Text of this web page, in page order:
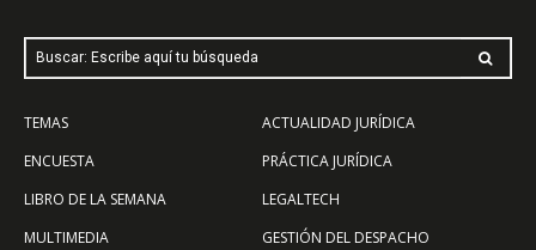
Buscar: Escribe aquí tu búsqueda
TEMAS
ENCUESTA
LIBRO DE LA SEMANA
MULTIMEDIA
ACTUALIDAD JURÍDICA
PRÁCTICA JURÍDICA
LEGALTECH
GESTIÓN DEL DESPACHO